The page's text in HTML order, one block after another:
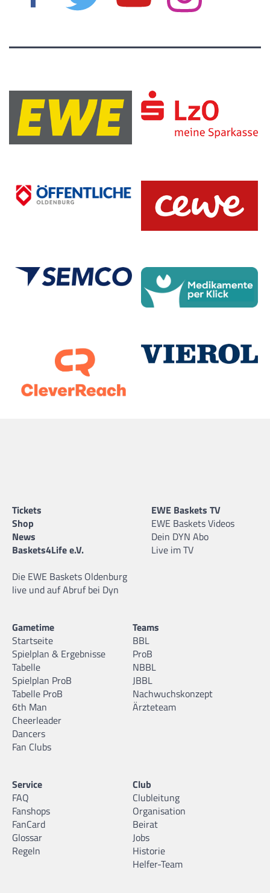
Tickets
Shop
News
Baskets4Life e.V.
Die EWE Baskets Oldenburg
live und auf Abruf bei Dyn
EWE Baskets TV
EWE Baskets Videos
Dein DYN Abo
Live im TV
Gametime
Startseite
Spielplan & Ergebnisse
Tabelle
Spielplan ProB
Tabelle ProB
6th Man
Cheerleader
Dancers
Fan Clubs
Teams
BBL
ProB
NBBL
JBBL
Nachwuchskonzept
Ärzteteam
Service
FAQ
Fanshops
FanCard
Glossar
Regeln
Club
Clubleitung
Organisation
Beirat
Jobs
Historie
Helfer-Team